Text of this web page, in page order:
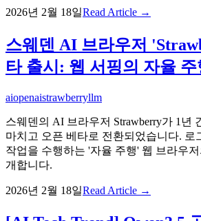
2026년 2월 18일Read Article →
스웨덴 AI 브라우저
타 출시: 웹 서핑의 자율 주
aiopenaistrawberryllm
스웨덴의 AI 브라우저 Strawberry가 1년
마치고 오픈 베타로 전환되었습니다. 로
작업을 수행하는 '자율 주행' 웹 브라우
개합니다.
2026년 2월 18일Read Article →